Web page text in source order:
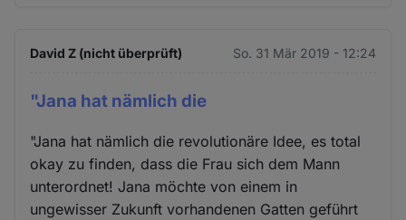
David Z (nicht überprüft) So. 31 Mär 2019 - 12:24
"Jana hat nämlich die
"Jana hat nämlich die revolutionäre Idee, es total
okay zu finden, dass die Frau sich dem Mann
unterordnet! Jana möchte von einem in
ungewisser Zukunft vorhandenen Gatten geführt